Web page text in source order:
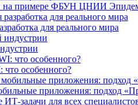
на примере ФБУН ЦНИИ
для реального мира
что особенного?
приложения: подход